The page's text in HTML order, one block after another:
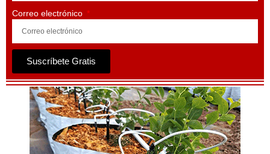
Correo electrónico
Suscríbete Gratis